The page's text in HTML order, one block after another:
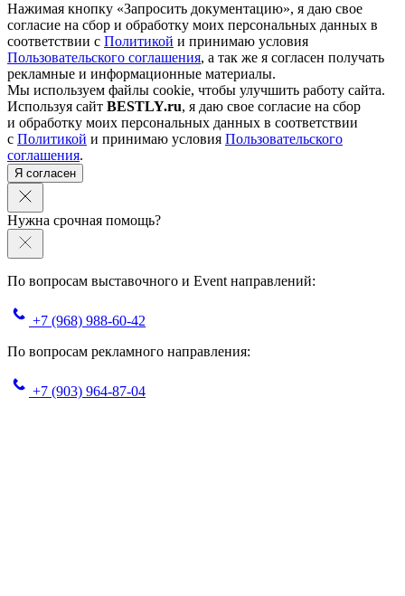
Нажимая кнопку «Запросить документацию», я даю свое
согласие на сбор и обработку моих персональных данных в
соответствии с Политикой и принимаю условия
Пользовательского соглашения, а так же я согласен получать
рекламные и информационные материалы.
Мы используем файлы cookie, чтобы улучшить работу сайта.
Используя сайт BESTLY.ru, я даю свое согласие на сбор
и обработку моих персональных данных в соответствии
с Политикой и принимаю условия Пользовательского
соглашения.
Я согласен
Нужна срочная помощь?
По вопросам выставочного и Event направлений:
+7 (968) 988-60-42
По вопросам рекламного направления:
+7 (903) 964-87-04